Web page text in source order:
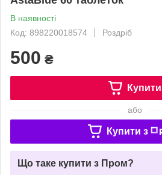
В наявності
Код: 898220018574
Роздріб
500 ₴
Купити
або
Купити з
Що таке купити з Пром?